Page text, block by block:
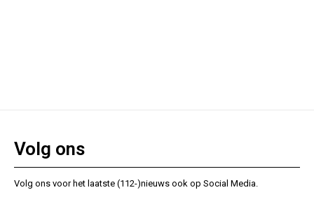
Volg ons
Volg ons voor het laatste (112-)nieuws ook op Social Media.